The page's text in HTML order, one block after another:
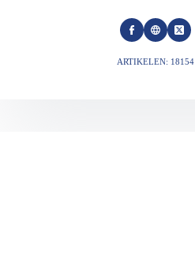
ARTIKELEN: 18154